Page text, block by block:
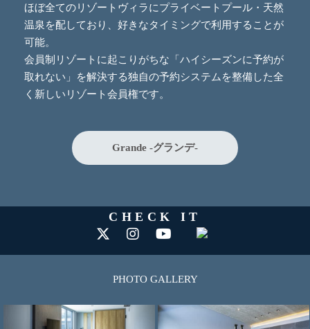
ほぼ全てのリゾートヴィラにプライベートプール・天然
温泉を配しており、好きなタイミングで利用することが
可能。
会員制リゾートに起こりがちな「ハイシーズンに予約が
取れない」を解決する独自の予約システムを整備した全
く新しいリゾート会員権です。
Grande -グランデ-
CHECK IT
PHOTO GALLERY